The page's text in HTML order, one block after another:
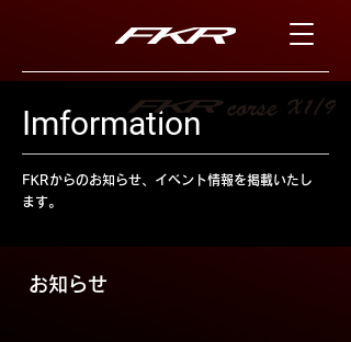
Imformation
FKRからのお知らせ、イベント情報を掲載いたし
ます。
​お知らせ